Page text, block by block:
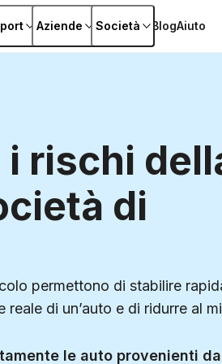
Aziende Società BlogAiuto
i rischi
di
permettono di stabilire
di un’auto e di ridurre al
le auto provenienti